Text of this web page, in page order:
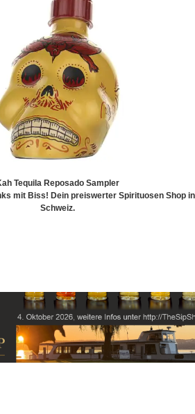
Tequila Reposado Sampler
mit Biss! Dein preiswerter Spirituosen Shop
Schweiz.